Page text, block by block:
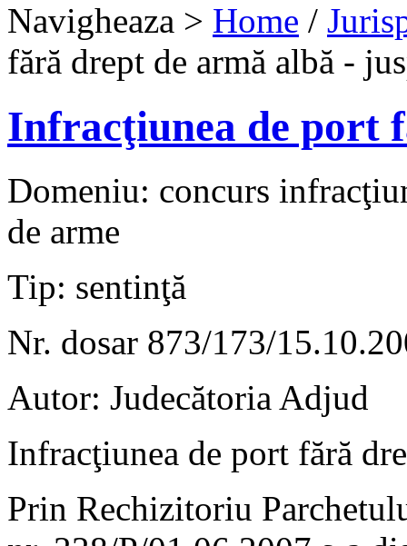
Navigheaza > Home /
fără drept de armă albă -
Infracţiunea de port
Domeniu: concurs
de arme
Tip: sentinţă
Nr. dosar 873/173/
Autor: Judecătoria Adjud
Infracţiunea de port fără
Prin Rechizitoriu